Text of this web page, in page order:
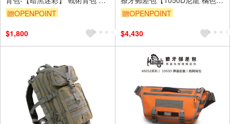
山背包 側背包 單肩包 台灣製
贈OPENPOINT
$1,800
側背包 郵差包 單肩包 軍用背包
贈OPENPOINT
$4,430